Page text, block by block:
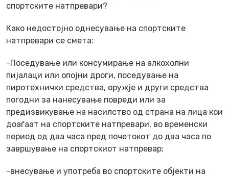
спортските натпревари?
Како недостојно однесување на спортските
натпревари се смета:
-Поседување или консумирање на алкохолни
пијалаци или опојни дроги, поседување на
пиротехнички средства, оружје и други средства
погодни за нанесување повреди или за
предизвикување на насилство од страна на лица кои
доаѓаат на спортските натпревари, во временски
период од два часа пред почетокот до два часа по
завршување на спортскиот натпревар;
-внесување и употреба во спортските објекти на